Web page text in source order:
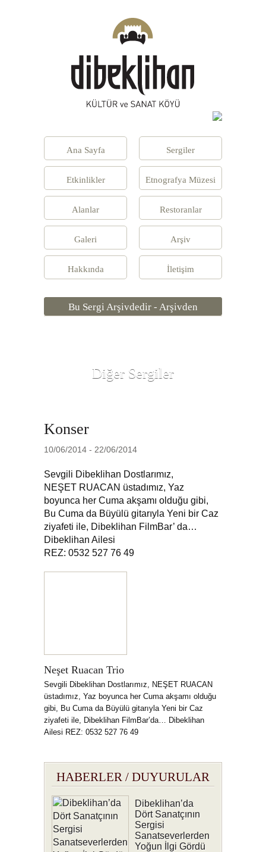
Ana Sayfa Sergiler
Etkinlikler Etnografya Müzesi
Alanlar Restoranlar
Galeri Arşiv
Hakkında İletişim
Bu Sergi Arşivdedir - Arşivden
Diğer Sergiler
Konser
10/06/2014 - 22/06/2014
Sevgili Dibeklihan Dostlarımız,
NEŞET RUACAN üstadımız, Yaz
boyunca her Cuma akşamı olduğu gibi,
Bu Cuma da Büyülü gitarıyla Yeni bir Caz
ziyafeti ile, Dibeklihan FilmBar’ da…
Dibeklihan Ailesi
REZ: 0532 527 76 49
Neşet Ruacan Trio
Sevgili Dibeklihan Dostlarımız, NEŞET RUACAN
üstadımız, Yaz boyunca her Cuma akşamı olduğu
gibi, Bu Cuma da Büyülü gitarıyla Yeni bir Caz
ziyafeti ile, Dibeklihan FilmBar’da… Dibeklihan
Ailesi REZ: 0532 527 76 49
HABERLER / DUYURULAR
Dibeklihan’da
Dört Sanatçının
Sergisi
Sanatseverlerden
Yoğun İlgi Gördü